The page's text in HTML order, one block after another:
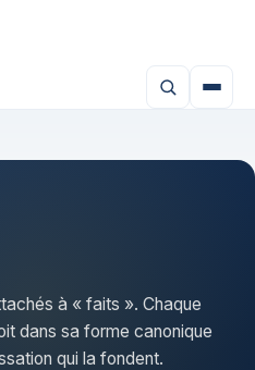
à « faits ». Chaque
dans sa forme canonique
qui la fondent.